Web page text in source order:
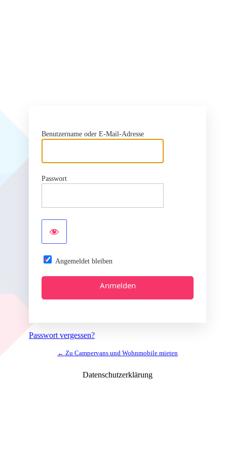
Benutzername oder E-Mail-Adresse
Passwort
Angemeldet bleiben
Passwort vergessen?
← Zu Campervans und Wohnmobile mieten
Datenschutzerklärung